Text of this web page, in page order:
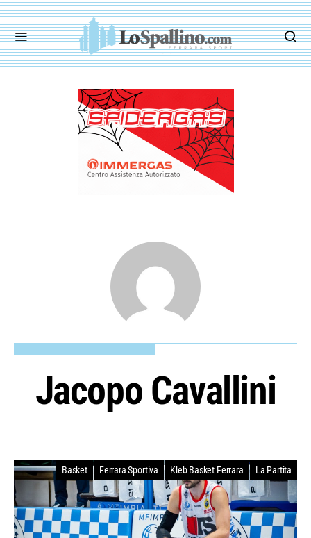
Jacopo Cavallini
Basket Ferrara Sportiva Kleb Basket Ferrara La Partita